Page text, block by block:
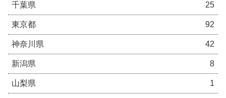
千葉県 25
東京都 92
神奈川県 42
新潟県 8
山梨県 1